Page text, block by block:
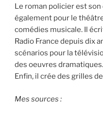
Le roman policier est
également pour le
comédies musicale. Il
Radio France depuis dix
scénarios pour la
des oeuvres dramatiques.
Enfin, il crée des grilles
Mes sources :